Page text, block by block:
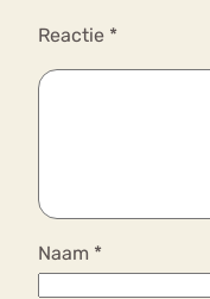
Reactie *
Naam *